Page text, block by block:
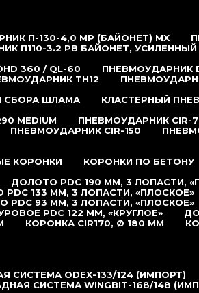
П-130-4,0 MP (БАЙОНЕТ) МХ
П110-3.2 РB БАЙОНЕТ, УСИЛЕННЫЙ
360 / QL-60 ПНЕВМОУДАРНИК
TH12
СБОРА ШЛАМА
КЛАСТЕРНЫЙ
MEDIUM ПНЕВМОУДАРНИК CIR-
ПНЕВМОУДАРНИК CIR-150
КОРОНКИ КОРОНКИ ПО БЕТОНУ
ДОЛОТО PDC 190 ММ, 3 ЛОПАСТИ,
133 ММ, 3 ЛОПАСТИ, «ПЛОСКОЕ»
PDC 93 ММ, 3 ЛОПАСТИ, «ПЛОСКОЕ»
PDC 122 ММ, «КРУГЛОЕ»
КОРОНКА CIR170, Ø 180 ММ
СИСТЕМА ODEX-133/124 (ИМПОРТ)
СИСТЕМА WINGBIT-168/148